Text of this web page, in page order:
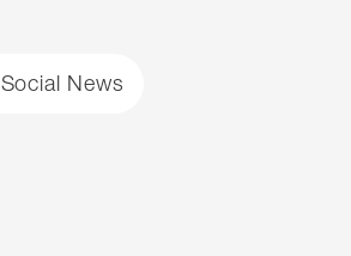
Social News